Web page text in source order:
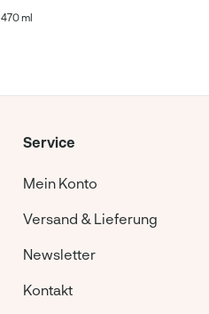
470 ml
Service
Mein Konto
Versand & Lieferung
Newsletter
Kontakt